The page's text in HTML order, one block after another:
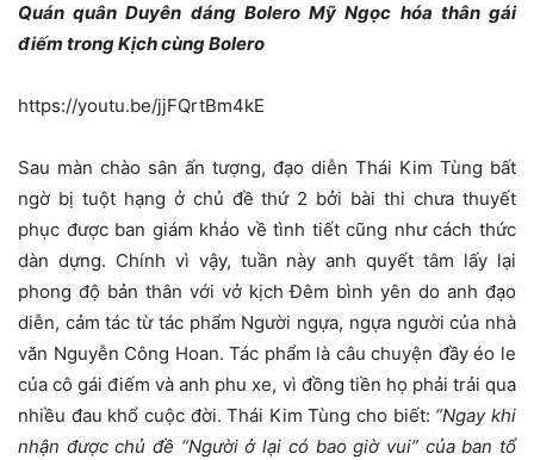
Quán quân Duyên dáng Bolero Mỹ Ngọc hóa thân gái
điếm trong Kịch cùng Bolero
https://youtu.be/jjFQrtBm4kE
Sau màn chào sân ấn tượng, đạo diễn Thái Kim Tùng bất
ngờ bị tuột hạng ở chủ đề thứ 2 bởi bài thi chưa thuyết
phục được ban giám khảo về tình tiết cũng như cách thức
dàn dựng. Chính vì vậy, tuần này anh quyết tâm lấy lại
phong độ bản thân với vở kịch Đêm bình yên do anh đạo
diễn, cảm tác từ tác phẩm Người ngựa, ngựa người của nhà
văn Nguyễn Công Hoan. Tác phẩm là câu chuyện đầy éo le
của cô gái điếm và anh phu xe, vì đồng tiền họ phải trải qua
nhiều đau khổ cuộc đời. Thái Kim Tùng cho biết: “Ngay khi
nhận được chủ đề “Người ở lại có bao giờ vui” của ban tổ